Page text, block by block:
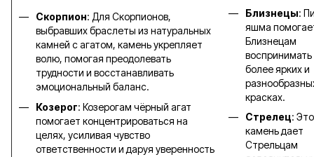
Скорпион: Для Скорпионов,
выбравших браслеты из натуральных
камней с агатом, камень укрепляет
волю, помогая преодолевать
трудности и восстанавливать
эмоциональный баланс.
Козерог: Козерогам чёрный агат
помогает концентрироваться на
целях, усиливая чувство
ответственности и даруя уверенность
Близнецы:
яшма
Близнецам
воспринимать
более ярких и
красках.
Стрелец:
камень дает
Стрельцам